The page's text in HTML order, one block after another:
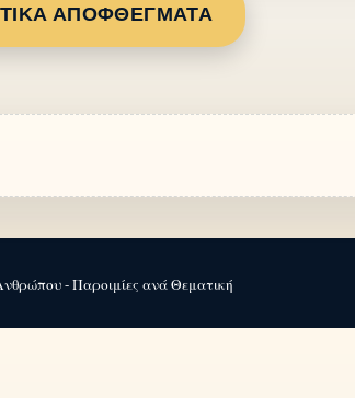
ΑΠΟΦΘΕΓΜΑΤΑ
- Παροιμίες ανά Θεματική